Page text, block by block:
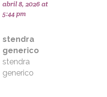
abril 8, 2026 at
5:44 pm
stendra
generico
stendra
generico